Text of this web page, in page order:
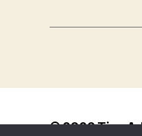
© 2026Tina